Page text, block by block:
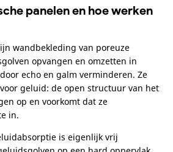
panelen en hoe werken
wandbekleding van poreuze
opvangen en omzetten in
echo en galm verminderen. Ze
geluid: de open structuur van het
op en voorkomt dat ze
in.
is eigenlijk vrij